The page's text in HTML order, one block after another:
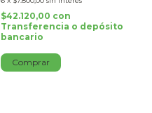
$42.120,00 con
Transferencia o depósito
bancario
Comprar